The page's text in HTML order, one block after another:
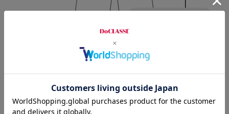
Hem width
5号 7号 9号 11号 13号 15号